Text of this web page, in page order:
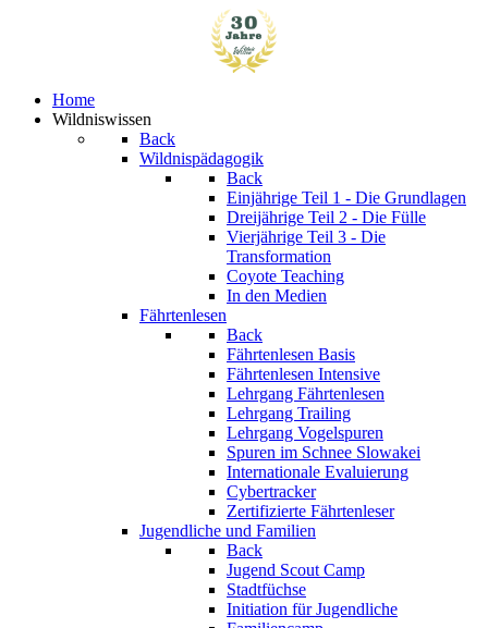
Home
Wildniswissen
Back
Wildnispädagogik
Back
Einjährige Teil 1 - Die Grundlagen
Dreijährige Teil 2 - Die Fülle
Vierjährige Teil 3 - Die
Transformation
Coyote Teaching
In den Medien
Fährtenlesen
Back
Fährtenlesen Basis
Fährtenlesen Intensive
Lehrgang Fährtenlesen
Lehrgang Trailing
Lehrgang Vogelspuren
Spuren im Schnee Slowakei
Internationale Evaluierung
Cybertracker
Zertifizierte Fährtenleser
Jugendliche und Familien
Back
Jugend Scout Camp
Stadtfüchse
Initiation für Jugendliche